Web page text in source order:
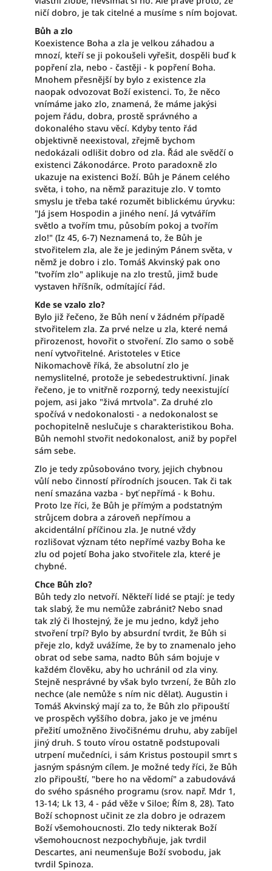
ničí dobro, je tak citelné a musíme s ním bojovat.
Bůh a zlo
Koexistence Boha a zla je velkou záhadou a
mnozí, kteří se ji pokoušeli vyřešit, dospěli buď k
popření zla, nebo - častěji - k popření Boha.
Mnohem přesnější by bylo z existence zla
naopak odvozovat Boží existenci. To, že něco
vnímáme jako zlo, znamená, že máme jakýsi
pojem řádu, dobra, prostě správného a
dokonalého stavu věcí. Kdyby tento řád
objektivně neexistoval, zřejmě bychom
nedokázali odlišit dobro od zla. Řád ale svědčí o
existenci Zákonodárce. Proto paradoxně zlo
ukazuje na existenci Boží. Bůh je Pánem celého
světa, i toho, na němž parazituje zlo. V tomto
smyslu je třeba také rozumět biblickému úryvku:
"Já jsem Hospodin a jiného není. Já vytvářím
světlo a tvořím tmu, působím pokoj a tvořím
zlo!" (Iz 45, 6-7) Neznamená to, že Bůh je
stvořitelem zla, ale že je jediným Pánem světa, v
němž je dobro i zlo. Tomáš Akvinský pak ono
"tvořím zlo" aplikuje na zlo trestů, jimž bude
vystaven hříšník, odmítající řád.
Kde se vzalo zlo?
Bylo již řečeno, že Bůh není v žádném případě
stvořitelem zla. Za prvé nelze u zla, které nemá
přirozenost, hovořit o stvoření. Zlo samo o sobě
není vytvořitelné. Aristoteles v Etice
Nikomachově říká, že absolutní zlo je
nemyslitelné, protože je sebedestruktivní. Jinak
řečeno, je to vnitřně rozporný, tedy neexistující
pojem, asi jako "živá mrtvola". Za druhé zlo
spočívá v nedokonalosti - a nedokonalost se
pochopitelně neslučuje s charakteristikou Boha.
Bůh nemohl stvořit nedokonalost, aniž by popřel
sám sebe.
Zlo je tedy způsobováno tvory, jejich chybnou
vůlí nebo činností přírodních jsoucen. Tak či tak
není smazána vazba - byť nepřímá - k Bohu.
Proto lze říci, že Bůh je přímým a podstatným
strůjcem dobra a zároveň nepřímou a
akcidentální příčinou zla. Je nutné vždy
rozlišovat význam této nepřímé vazby Boha ke
zlu od pojetí Boha jako stvořitele zla, které je
chybné.
Chce Bůh zlo?
Bůh tedy zlo netvoří. Někteří lidé se ptají: je tedy
tak slabý, že mu nemůže zabránit? Nebo snad
tak zlý či lhostejný, že je mu jedno, když jeho
stvoření trpí? Bylo by absurdní tvrdit, že Bůh si
přeje zlo, když uvážíme, že by to znamenalo jeho
obrat od sebe sama, nadto Bůh sám bojuje v
každém člověku, aby ho uchránil od zla viny.
Stejně nesprávné by však bylo tvrzení, že Bůh zlo
nechce (ale nemůže s ním nic dělat). Augustin i
Tomáš Akvinský mají za to, že Bůh zlo připouští
ve prospěch vyššího dobra, jako je ve jménu
přežití umožněno živočišnému druhu, aby zabíjel
jiný druh. S touto vírou ostatně podstupovali
utrpení mučedníci, i sám Kristus postoupil smrt s
jasným spásným cílem. Je možné tedy říci, že Bůh
zlo připouští, "bere ho na vědomí" a zabudovává
do svého spásného programu (srov. např. Mdr 1,
13-14; Lk 13, 4 - pád věže v Siloe; Řím 8, 28). Tato
Boží schopnost učinit ze zla dobro je odrazem
Boží všemohoucnosti. Zlo tedy nikterak Boží
všemohoucnost nezpochybňuje, jak tvrdil
Descartes, ani neumenšuje Boží svobodu, jak
tvrdil Spinoza.